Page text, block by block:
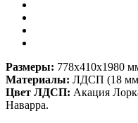
Размеры: 778х410х1980
Материалы: ЛДСП (18 мм
Цвет ЛДСП: Акация
Наварра.